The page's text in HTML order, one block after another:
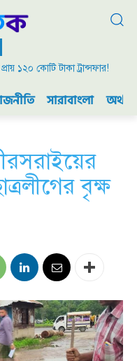
১২০ কোটি টাকা ট্রান্সফার!
সারাবাংলা
বৃক্ষ